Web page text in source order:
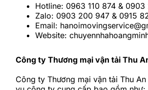
Hotline: 0963 110 874 &
Zalo: 0903 200 947 & 0915
Email:
Website:
Công ty Thương mại vận tải Thu
Công ty Thương mại vận tải Thu